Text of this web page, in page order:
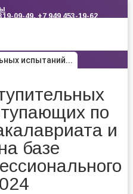
09-49, +7 949 453-19-62
испытаний...
по
и
базе